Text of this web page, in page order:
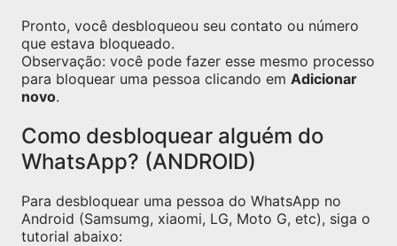
Pronto, você desbloqueou seu contato ou número
que estava bloqueado.
Observação: você pode fazer esse mesmo processo
para bloquear uma pessoa clicando em Adicionar
novo.
Como desbloquear alguém do
WhatsApp? (ANDROID)
Para desbloquear uma pessoa do WhatsApp no
Android (Samsumg, xiaomi, LG, Moto G, etc), siga o
tutorial abaixo: